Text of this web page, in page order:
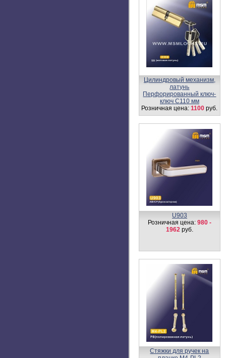
Цилиндровый механизм,
латунь
Простой ключ-вертушка
NW100 мм
Розничная цена:1150 руб.
Дверной молоточек G7
Розничная цена:700руб.
Цилиндровый механизм,